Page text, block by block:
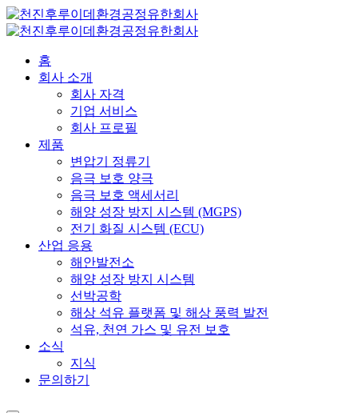
홈
회사 소개
회사 자격
기업 서비스
회사 프로필
제품
변압기 정류기
음극 보호 양극
음극 보호 액세서리
해양 성장 방지 시스템 (MGPS)
전기 화질 시스템 (ECU)
산업 응용
해안발전소
해양 성장 방지 시스템
선박공학
해상 석유 플랫폼 및 해상 풍력 발전
석유, 천연 가스 및 유전 보호
소식
지식
문의하기